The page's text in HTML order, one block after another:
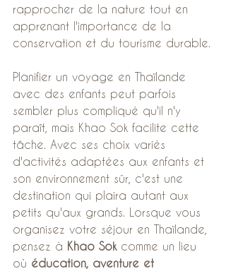
rapprocher de la nature tout en
apprenant l'importance de la
conservation et du tourisme durable.
Planifier un voyage en Thaïlande
avec des enfants peut parfois
sembler plus compliqué qu'il n'y
paraît, mais Khao Sok facilite cette
tâche. Avec ses choix variés
d'activités adaptées aux enfants et
son environnement sûr, c'est une
destination qui plaira autant aux
petits qu'aux grands. Lorsque vous
organisez votre séjour en Thaïlande,
pensez à Khao Sok comme un lieu
où éducation, aventure et